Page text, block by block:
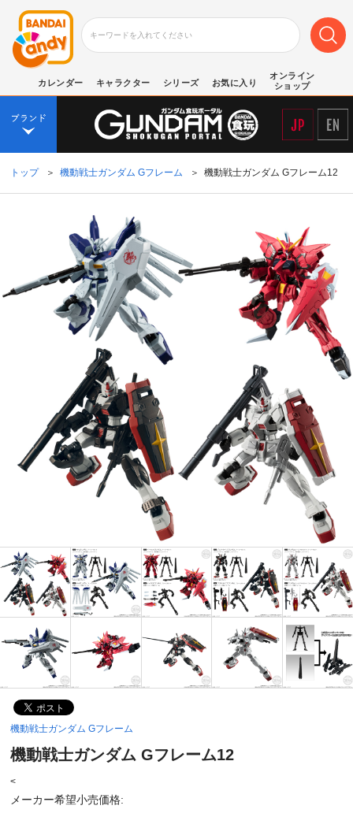
カレンダー キャラクター シリーズ お気に入り
オンライン
ショップ
トップ ＞ 機動戦士ガンダム Gフレーム ＞ 機動戦士ガンダム Gフレーム12
機動戦士ガンダム Gフレーム
機動戦士ガンダム Gフレーム12
<
メーカー希望小売価格: